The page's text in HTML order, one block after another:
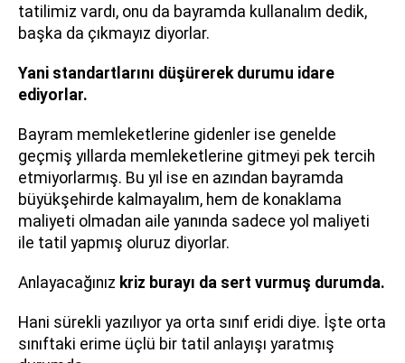
tatilimiz vardı, onu da bayramda kullanalım dedik,
başka da çıkmayız diyorlar.
Yani standartlarını düşürerek durumu idare
ediyorlar.
Bayram memleketlerine gidenler ise genelde
geçmiş yıllarda memleketlerine gitmeyi pek tercih
etmiyorlarmış. Bu yıl ise en azından bayramda
büyükşehirde kalmayalım, hem de konaklama
maliyeti olmadan aile yanında sadece yol maliyeti
ile tatil yapmış oluruz diyorlar.
Anlayacağınız kriz burayı da sert vurmuş durumda.
Hani sürekli yazılıyor ya orta sınıf eridi diye. İşte orta
sınıftaki erime üçlü bir tatil anlayışı yaratmış